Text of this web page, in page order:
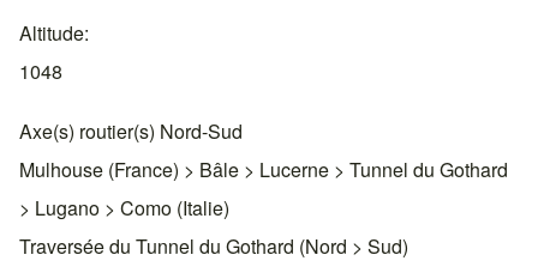
Altitude
1048
Axe(s) routier(s) Nord-Sud
Mulhouse (France) > Bâle > Lucerne > Tunnel du Gothard
> Lugano > Como (Italie)
Traversée du Tunnel du Gothard (Nord > Sud)